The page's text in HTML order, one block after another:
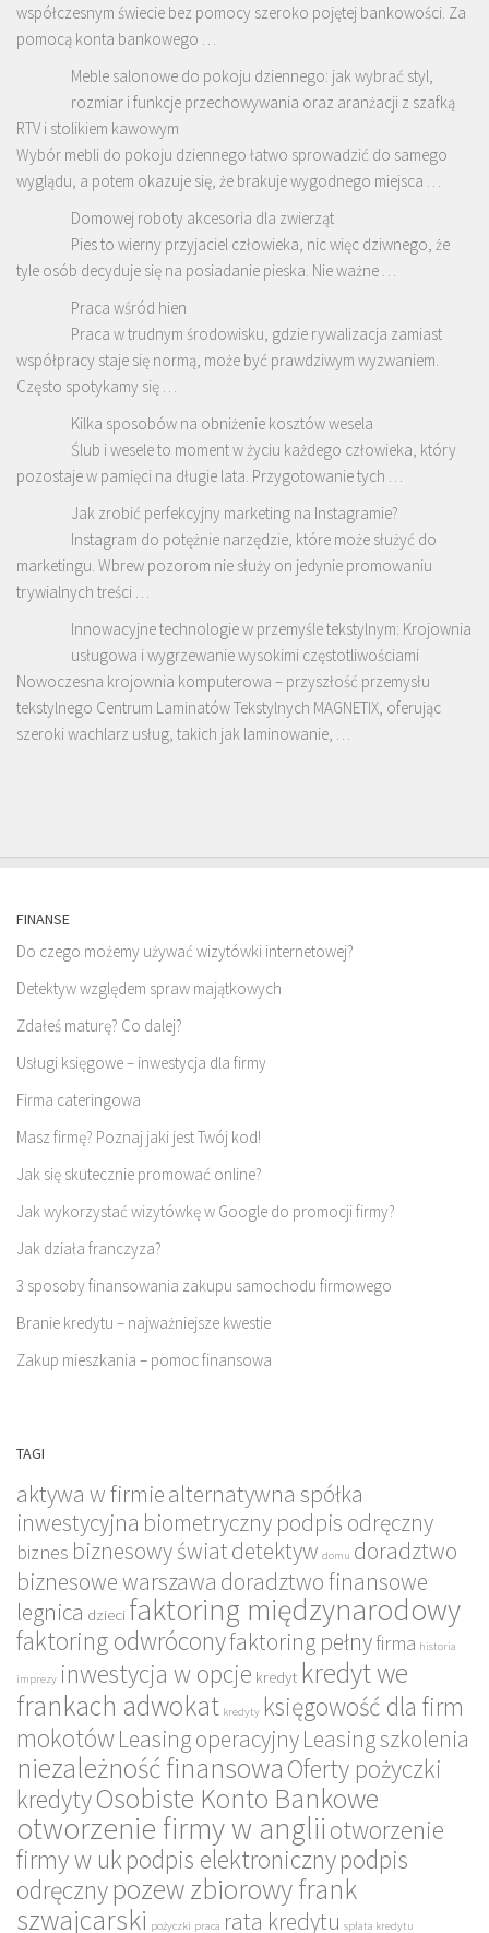
współczesnym świecie bez pomocy szeroko pojętej bankowości. Za
pomocą konta bankowego …
Meble salonowe do pokoju dziennego: jak wybrać styl,
rozmiar i funkcje przechowywania oraz aranżacji z szafką
RTV i stolikiem kawowym
Wybór mebli do pokoju dziennego łatwo sprowadzić do samego
wyglądu, a potem okazuje się, że brakuje wygodnego miejsca …
Domowej roboty akcesoria dla zwierząt
Pies to wierny przyjaciel człowieka, nic więc dziwnego, że
tyle osób decyduje się na posiadanie pieska. Nie ważne …
Praca wśród hien
Praca w trudnym środowisku, gdzie rywalizacja zamiast
współpracy staje się normą, może być prawdziwym wyzwaniem.
Często spotykamy się …
Kilka sposobów na obniżenie kosztów wesela
Ślub i wesele to moment w życiu każdego człowieka, który
pozostaje w pamięci na długie lata. Przygotowanie tych …
Jak zrobić perfekcyjny marketing na Instagramie?
Instagram do potężnie narzędzie, które może służyć do
marketingu. Wbrew pozorom nie służy on jedynie promowaniu
trywialnych treści …
Innowacyjne technologie w przemyśle tekstylnym: Krojownia
usługowa i wygrzewanie wysokimi częstotliwościami
Nowoczesna krojownia komputerowa – przyszłość przemysłu
tekstylnego Centrum Laminatów Tekstylnych MAGNETIX, oferując
szeroki wachlarz usług, takich jak laminowanie, …
FINANSE
Do czego możemy używać wizytówki internetowej?
Detektyw względem spraw majątkowych
Zdałeś maturę? Co dalej?
Usługi księgowe – inwestycja dla firmy
Firma cateringowa
Masz firmę? Poznaj jaki jest Twój kod!
Jak się skutecznie promować online?
Jak wykorzystać wizytówkę w Google do promocji firmy?
Jak działa franczyza?
3 sposoby finansowania zakupu samochodu firmowego
Branie kredytu – najważniejsze kwestie
Zakup mieszkania – pomoc finansowa
TAGI
aktywa w firmiealternatywna spółka
inwestycyjna biometryczny podpis odręczny
biznes biznesowy światdetektyw domu doradztwo
biznesowe warszawa doradztwo finansowe
legnica dzieci faktoring międzynarodowy
faktoring odwróconyfaktoring pełnyfirma historia
imprezy inwestycja w opcje kredyt kredyt we
frankach adwokat kredyty księgowość dla firm
mokotówLeasing operacyjnyLeasing szkolenia
niezależność finansowa Oferty pożyczki
kredytyOsobiste Konto Bankowe
otworzenie firmy w anglii otworzenie
firmy w uk podpis elektronicznypodpis
odręcznypozew zbiorowy frank
szwajcarski pożyczki praca rata kredytu spłata kredytu